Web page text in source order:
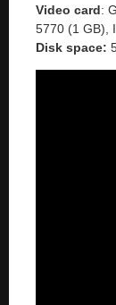
Video card:
5770 (1 GB),
Disk space: